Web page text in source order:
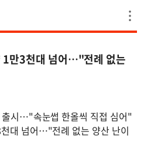
1만3천대 넘어…"전례 없는
시…"속눈썹 한올씩 직접 심어"
대 넘어…"전례 없는 양산 난이